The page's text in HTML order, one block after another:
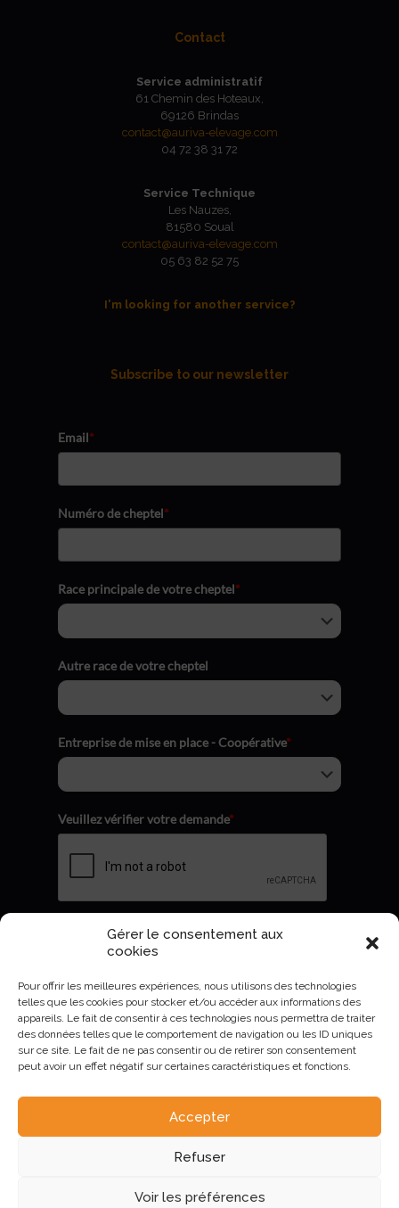
Gérer le consentement aux
cookies
Pour offrir les meilleures expériences, nous utilisons des technologies
telles que les cookies pour stocker et/ou accéder aux informations des
appareils. Le fait de consentir à ces technologies nous permettra de traiter
des données telles que le comportement de navigation ou les ID uniques
sur ce site. Le fait de ne pas consentir ou de retirer son consentement
peut avoir un effet négatif sur certaines caractéristiques et fonctions.
Accepter
Refuser
Voir les préférences
Contact
Service administratif
61 Chemin des Hoteaux,
69126 Brindas
contact@auriva-elevage.com
04 72 38 31 72
Service Technique
Les Nauzes,
81580 Soual
contact@auriva-elevage.com
05 63 82 52 75
I'm looking for another service?
Subscribe to our newsletter
Email*
Numéro de cheptel*
Race principale de votre cheptel*
Autre race de votre cheptel
Entreprise de mise en place - Coopérative*
Veuillez vérifier votre demande*
Envoyer
AURIVA-Elevage©2023 - Mentions Légales et politique de